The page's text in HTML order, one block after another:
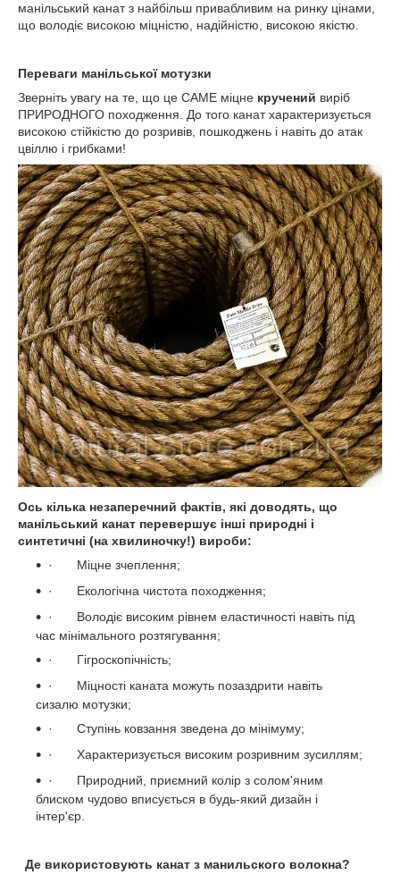
манільський канат з найбільш привабливим на ринку цінами,
що володіє високою міцністю, надійністю, високою якістю.
Переваги манільської мотузки
Зверніть увагу на те, що це САМЕ міцне кручений виріб
ПРИРОДНОГО походження. До того канат характеризується
високою стійкістю до розривів, пошкоджень і навіть до атак
цвіллю і грибками!
Ось кілька незаперечний фактів, які доводять, що
манільський канат перевершує інші природні і
синтетичні (на хвилиночку!) вироби:
·
Міцне зчеплення;
·
Екологічна чистота походження;
·
Володіє високим рівнем еластичності навіть під
час мінімального розтягування;
·
Гігроскопічність;
·
Міцності каната можуть позаздрити навіть
сизалю мотузки;
·
Ступінь ковзання зведена до мінімуму;
·
Характеризується високим розривним зусиллям;
·
Природний, приємний колір з солом'яним
блиском чудово вписується в будь-який дизайн і
інтер'єр.
Де використовують канат з манильского волокна?